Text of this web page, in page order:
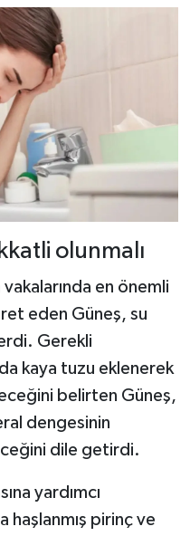
olunmalı
vakalarında en önemli
eden Güneş, su
Gerekli
kaya tuzu eklenerek
belirten Güneş,
dengesinin
dile getirdi.
yardımcı
haşlanmış pirinç ve